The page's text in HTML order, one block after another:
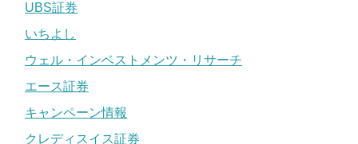
UBS証券
いちよし
ウェル・インベストメンツ・リサーチ
エース証券
キャンペーン情報
クレディスイス証券